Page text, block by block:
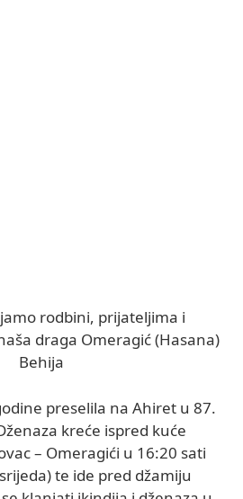
rodbini, prijateljima i
draga Omeragić (Hasana)
Behija
preselila na Ahiret u 87.
kreće ispred kuće
– Omeragići u 16:20 sati
te ide pred džamiju